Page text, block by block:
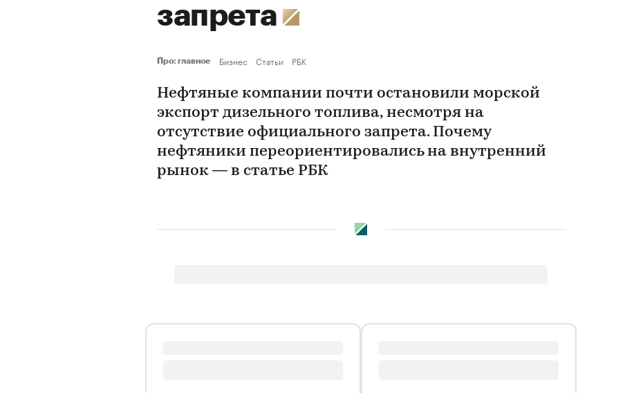
запрета
Про: главное Бизнес Статьи РБК
Нефтяные компании почти остановили морской
экспорт дизельного топлива, несмотря на
отсутствие официального запрета. Почему
нефтяники переориентировались на внутренний
рынок — в статье РБК